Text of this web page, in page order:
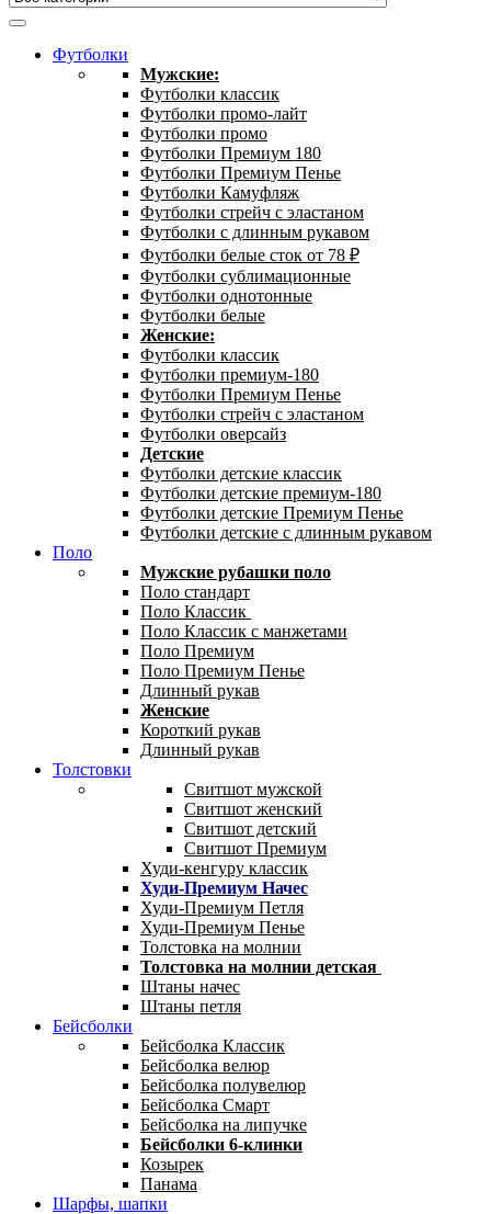
Футболки
Мужские:
Футболки классик
Футболки промо-лайт
Футболки промо
Футболки Премиум 180
Футболки Премиум Пенье
Футболки Камуфляж
Футболки стрейч с эластаном
Футболки с длинным рукавом
Футболки белые сток от 78 ₽
Футболки сублимационные
Футболки однотонные
Футболки белые
Женские:
Футболки классик
Футболки премиум-180
Футболки Премиум Пенье
Футболки стрейч с эластаном
Футболки оверсайз
Детские
Футболки детские классик
Футболки детские премиум-180
Футболки детские Премиум Пенье
Футболки детские с длинным рукавом
Поло
Мужские рубашки поло
Поло стандарт
Поло Классик
Поло Классик с манжетами
Поло Премиум
Поло Премиум Пенье
Длинный рукав
Женские
Короткий рукав
Длинный рукав
Толстовки
Свитшот мужской
Свитшот женский
Свитшот детский
Свитшот Премиум
Худи-кенгуру классик
Худи-Премиум Начес
Худи-Премиум Петля
Худи-Премиум Пенье
Толстовка на молнии
Толстовка на молнии детская
Штаны начес
Штаны петля
Бейсболки
Бейсболка Классик
Бейсболка велюр
Бейсболка полувелюр
Бейсболка Смарт
Бейсболка на липучке
Бейсболки 6-клинки
Козырек
Панама
Шарфы, шапки